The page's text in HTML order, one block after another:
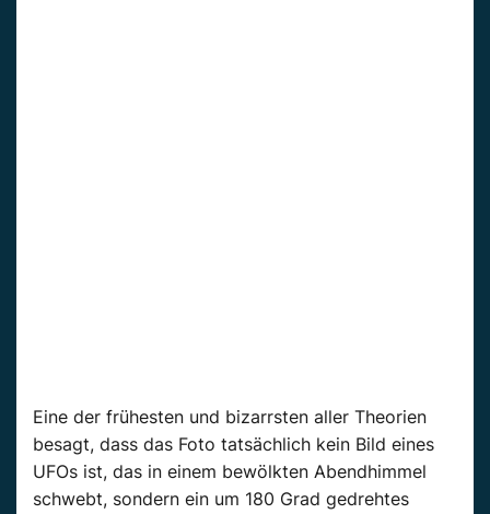
Eine der frühesten und bizarrsten aller Theorien
besagt, dass das Foto tatsächlich kein Bild eines
UFOs ist, das in einem bewölkten Abendhimmel
schwebt, sondern ein um 180 Grad gedrehtes